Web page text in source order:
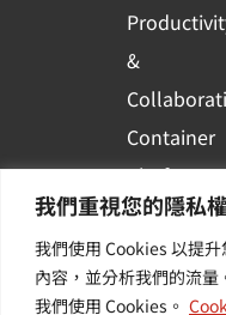
我們重視您的隱私
我們使用 Cookies 以提
內容，並分析我們的流
我們使用 Cookies。
&
Container
Platform
Others /
Value-